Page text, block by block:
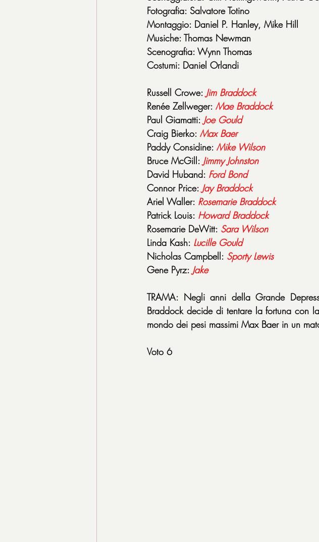
Fotografia: Salvatore Totino
Montaggio: Daniel P. Hanley, Mike Hill
Musiche: Thomas Newman
Scenografia: Wynn Thomas
Costumi: Daniel Orlandi
Russell Crowe: Jim Braddock
Renée Zellweger: Mae Braddock
Paul Giamatti: Joe Gould
Craig Bierko: Max Baer
Paddy Considine: Mike Wilson
Bruce McGill: Jimmy Johnston
David Huband: Ford Bond
Connor Price: Jay Braddock
Ariel Waller: Rosemarie Braddock
Patrick Louis: Howard Braddock
Rosemarie DeWitt: Sara Wilson
Linda Kash: Lucille Gould
Nicholas Campbell: Sporty Lewis
Gene Pyrz: Jake
TRAMA: Negli anni della Grande
Braddock decide di tentare la fortuna con
mondo dei pesi massimi Max Baer in un
Voto 6